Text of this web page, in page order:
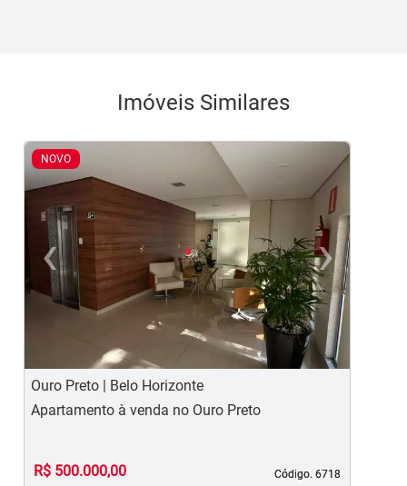
Imóveis Similares
NOVO
‹
Previous
›
Ouro Preto | Belo Horizonte
Código. 6718
Código. 6718
Apartamento à venda no Ouro Preto
R$ 500.000,00